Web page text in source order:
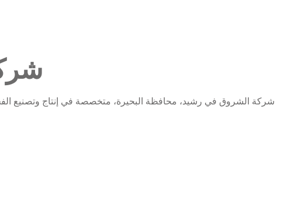
شركة الشروق في رشيد، محافظة البحيرة، متخصصة في إنتاج وتصنيع